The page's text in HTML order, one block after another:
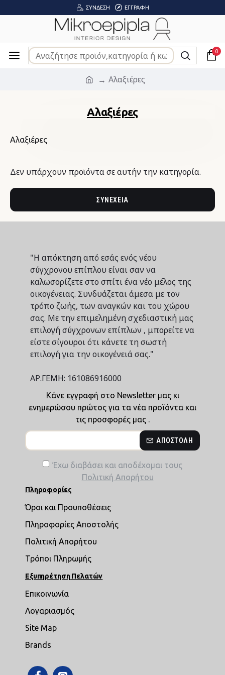
ΣΎΝΔΕΣΗ ΕΓΓΡΑΦΉ
0
Αλαξιέρες
Αλαξιέρες
Αλαξιέρες
Δεν υπάρχουν προϊόντα σε αυτήν την κατηγορία.
ΣΥΝΈΧΕΙΑ
"Η απόκτηση από εσάς ενός νέου
σύγχρονου επίπλου είναι σαν να
καλωσορίζετε στο σπίτι ένα νέο μέλος της
οικογένειας. Συνδυάζεται άμεσα με τον
τρόπο ζωής, των αναγκών και του χώρου
σας. Με την επιμελημένη σχεδιαστική μας
επιλογή σύγχρονων επίπλων , μπορείτε να
είστε σίγουροι ότι κάνετε τη σωστή
επιλογή για την οικογένειά σας."
ΑΡ.ΓΕΜΗ: 161086916000
Κάνε εγγραφή στο Newsletter μας κι
ενημερώσου πρώτος για τα νέα προϊόντα και
τις προσφορές μας .
ΑΠΟΣΤΟΛΉ
Έχω διαβάσει και αποδέχομαι τους
Πολιτική Απορήτου
Πληροφορίες
Όροι και Προυποθέσεις
Πληροφορίες Αποστολής
Πολιτική Απορήτου
Τρόποι Πληρωμής
Εξυπηρέτηση Πελατών
Επικοινωνία
Λογαριασμός
Site Map
Brands